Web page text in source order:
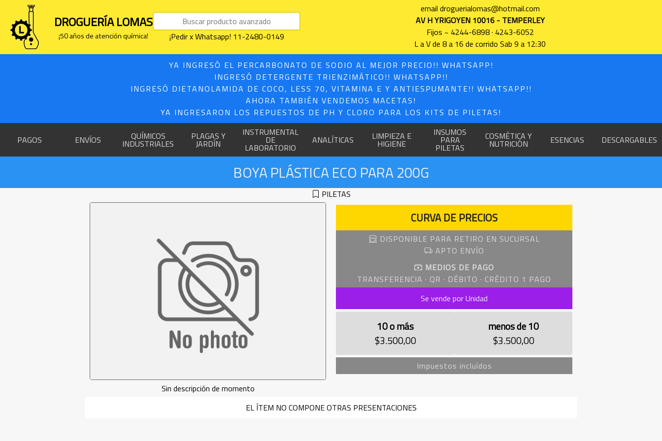
DROGUERÍA LOMAS
¡50 años de atención química! ¡Pedir x Whatsapp! 11-2480-0149
email droguerialomas@hotmail.com
AV H YRIGOYEN 10016 - TEMPERLEY
Fijos ~ 4244-6898 · 4243-6052
L a V de 8 a 16 de corrido Sab 9 a 12:30
YA INGRESÓ EL PERCARBONATO DE SODIO AL MEJOR PRECIO!! WHATSAPP!
INGRESÓ DETERGENTE TRIENZIMÁTICO!! WHATSAPP!!
INGRESÓ DIETANOLAMIDA DE COCO, LESS 70, VITAMINA E Y ANTIESPUMANTE!! WHATSAPP!!
AHORA TAMBIÉN VENDEMOS MACETAS!
YA INGRESARON LOS REPUESTOS DE PH Y CLORO PARA LOS KITS DE PILETAS!
PAGOS ENVÍOS QUÍMICOS
INDUSTRIALES
PLAGAS Y
JARDÍN
INSTRUMENTAL
DE
LABORATORIO
ANALÍTICAS LIMPIEZA E
HIGIENE
INSUMOS
PARA
PILETAS
COSMÉTICA Y
NUTRICIÓN ESENCIAS DESCARGABLES
BOYA PLÁSTICA ECO PARA 200G
PILETAS
Sin descripción de momento
CURVA DE PRECIOS
DISPONIBLE PARA RETIRO EN SUCURSAL
APTO ENVÍO
MEDIOS DE PAGO
TRANSFERENCIA · QR · DÉBITO · CRÉDITO 1 PAGO
Se vende por Unidad
10 o más
$3.500,00
menos de 10
$3.500,00
Impuestos incluídos
EL ÍTEM NO COMPONE OTRAS PRESENTACIONES